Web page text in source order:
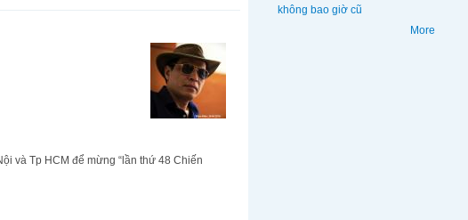
và Tp HCM để mừng “lần thứ 48 Chiến
không bao giờ cũ
More